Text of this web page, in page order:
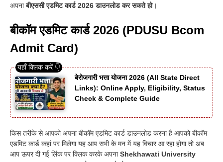
अपनाबीएससी एडमिट कार्ड 2026 डाउनलोड कर सकते हो।
बीकॉम एडमिट कार्ड 2026 (PDUSU Bcom
Admit Card)
बेरोजगारी भत्ता योजना 2026 (All State Direct
Links): Online Apply, Eligibility, Status
Check & Complete Guide
किस तरीके से आपको अपना बीकॉम एडमिट कार्ड डाउनलोड करना है आपको बीकॉम
एडमिट कार्ड कहां पर मिलेगा यह आप सभी के मन में यह विचार आ रहा होगा तो अब
आप ऊपर दी गई लिंक पर क्लिक करके अपनाShekhawati University